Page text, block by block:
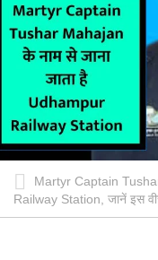
Martyr Captain
Railway Station, जानें इस